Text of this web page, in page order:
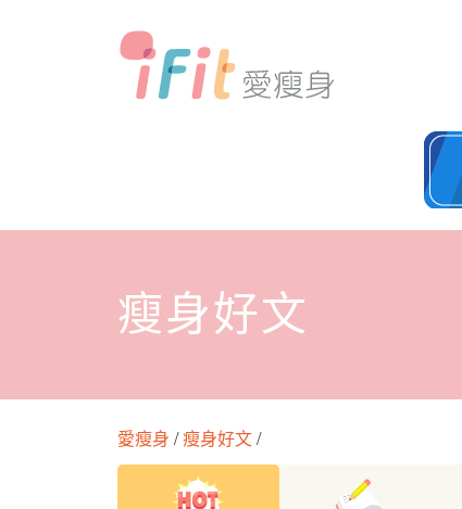
瘦身好文
愛瘦身 /瘦身好文/